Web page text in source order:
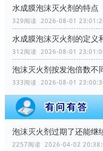
水成膜泡沫灭火剂的特点
329阅读 2026-08-01
水成膜泡沫灭火剂的定义
312阅读 2026-08-01
泡沫灭火剂按发泡倍数不
333阅读 2026-08-01
泡沫灭火剂过期了还能继
2257阅读 2026-04-02